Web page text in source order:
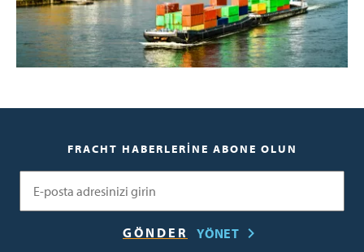
FRACHT HABERLERINE ABONE OLUN
YÖNET